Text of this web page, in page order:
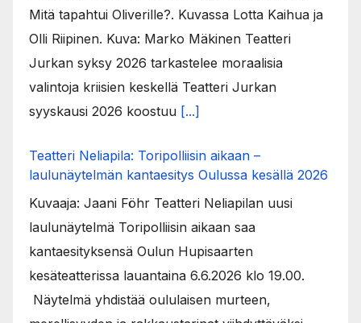
Mitä tapahtui Oliverille?. Kuvassa Lotta Kaihua ja
Olli Riipinen. Kuva: Marko Mäkinen Teatteri
Jurkan syksy 2026 tarkastelee moraalisia
valintoja kriisien keskellä Teatteri Jurkan
syyskausi 2026 koostuu [...]
Teatteri Neliapila: Toripolliisin aikaan –
laulunäytelmän kantaesitys Oulussa kesällä 2026
Kuvaaja: Jaani Föhr Teatteri Neliapilan uusi
laulunäytelmä Toripolliisin aikaan saa
kantaesityksensä Oulun Hupisaarten
kesäteatterissa lauantaina 6.6.2026 klo 19.00.
Näytelmä yhdistää oululaisen murteen,